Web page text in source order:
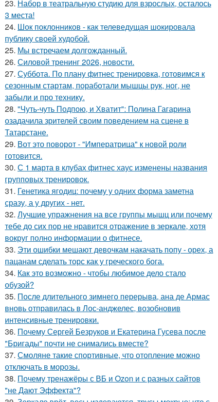
23. Набор в театральную студию для взрослых, осталось
3 места!
24. Шок поклонников - как телеведущая шокировала
публику своей худобой.
25. Мы встречаем долгожданный.
26. Силовой тренинг 2026, новости.
27. Суббота. По плану фитнес тренировка, готовимся к
сезонным стартам, поработали мышцы рук, ног, не
забыли и про технику.
28. "Чуть-чуть Подпою, и Хватит": Полина Гагарина
озадачила зрителей своим поведением на сцене в
Татарстане.
29. Вот это поворот - "Императрица" к новой роли
готовится.
30. С 1 марта в клубах фитнес хаус изменены названия
групповых тренировок.
31. Генетика ягодиц: почему у одних форма заметна
сразу, а у других - нет.
32. Лучшие упражнения на все группы мышц или почему
тебе до сих пор не нравится отражение в зеркале, хотя
вокруг полно информации о фитнесе.
33. Эти ошибки мешают девочкам накачать попу - орех, а
пацанам сделать торс как у греческого бога.
34. Как это возможно - чтобы любимое дело стало
обузой?
35. После длительного зимнего перерыва, ана де Армас
вновь отправилась в Лос-анджелес, возобновив
интенсивные тренировки.
36. Почему Сергей Безруков и Екатерина Гусева после
"Бригады" почти не снимались вместе?
37. Смоляне такие спортивные, что отопление можно
отключать в морозы.
38. Почему тренажёры с ВБ и Ozon и с разных сайтов
"не Дают Эффекта"?